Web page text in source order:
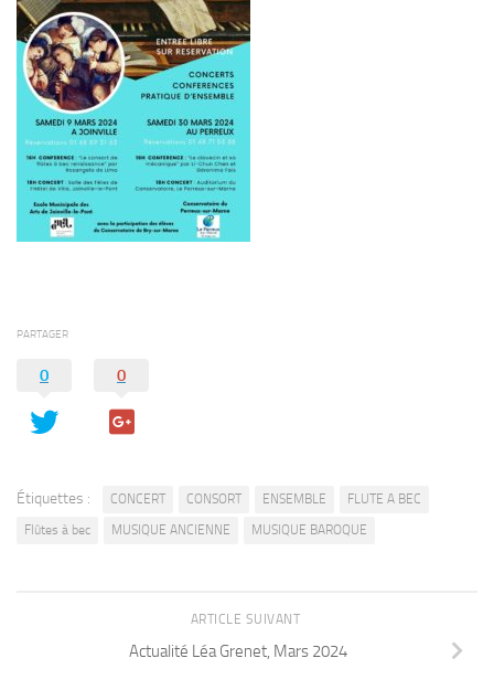
PARTAGER
0 0
Étiquettes : CONCERT CONSORT ENSEMBLE
FLUTE A BEC
Flûtes à bec
MUSIQUE ANCIENNE MUSIQUE BAROQUE
ARTICLE SUIVANT
Actualité Léa Grenet, Mars 2024